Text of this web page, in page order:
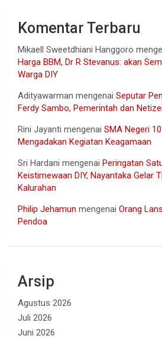
Komentar Terbaru
Mikaell Sweetdhiani Hanggoro
Harga BBM, Dr R Stevanus: akan
Warga DIY
Adityawarman mengenai Seputar
Ferdy Sambo, Pemerintah dan
Rini Jayanti mengenai SMA Negeri
Mengadakan Kegiatan Keagamaan
Sri Hardani mengenai Peringatan
Keistimewaan DIY, Nayantaka Gelar
Kalurahan
Philip Jehamun mengenai Orang
Pendoa
Arsip
Agustus 2026
Juli 2026
Juni 2026